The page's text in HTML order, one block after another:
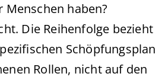
Menschen haben?
Die Reihenfolge bezieht
Schöpfungsplan
Rollen, nicht auf den